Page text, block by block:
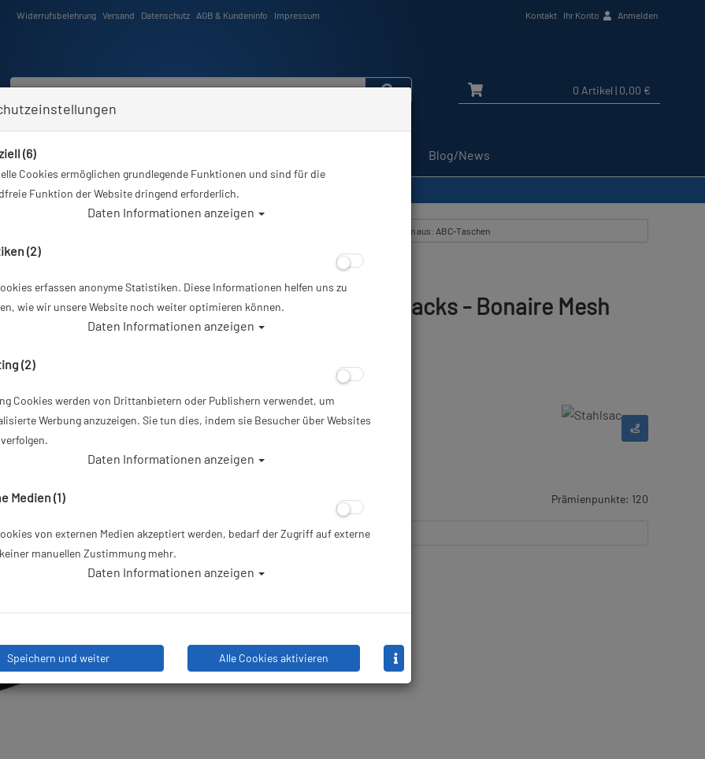
Widerrufsbelehrung Versand Datenschutz AGB & Kundeninfo Impressum Kontakt Ihr Konto Anmelden
0 Artikel | 0,00 €
Blog/News
Sie sind hier Tauchausrüstung Stahlsac - Mesh Backpacks - Bonaire Mesh Backpack
Alle Artikel zeigen aus: ABC-Taschen
Stahlsac - Mesh Backpacks - Bonaire Mesh
Backpack
ab119,95 €*
Herstellerpreis: 119,95 €
Prämienpunkte: 120
(6)
Cookies ermöglichen grundlegende Funktionen und sind für die
Funktion der Website dringend erforderlich.
Daten Informationen anzeigen
(2)
erfassen anonyme Statistiken. Diese Informationen helfen uns zu
wie wir unsere Website noch weiter optimieren können.
Daten Informationen anzeigen
(2)
Cookies werden von Drittanbietern oder Publishern verwendet, um
Werbung anzuzeigen. Sie tun dies, indem sie Besucher über Websites
Daten Informationen anzeigen
Medien (1)
von externen Medien akzeptiert werden, bedarf der Zugriff auf externe
manuellen Zustimmung mehr.
Daten Informationen anzeigen
Speichern und weiter Alle Cookies aktivieren